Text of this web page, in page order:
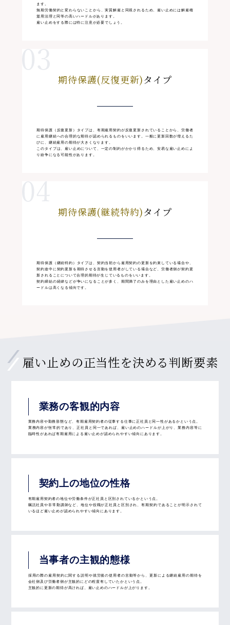
ます。
無期労働契約と変わらないことから、実質解雇と同視されるため、雇い止めには解雇権
濫用法理と同等の高いハードルがあります。
雇い止めをする際には特に注意が必要でしょう。
期待保護(反復更新)タイプ
期待保護（反復更新）タイプは、有期雇用契約が反復更新されていることから、労働者
に雇用継続への合理的な期待が認められるものをいいます。一般に更新回数が増えるた
びに、継続雇用の期待が大きくなります。
このタイプは、雇い止めについて、一定の制約がかかり得るため、安易な雇い止めによ
り紛争になる可能性があります。
期待保護(継続特約)タイプ
期待保護（継続特約）タイプは、契約当初から雇用契約の更新を約束している場合や、
契約途中に契約更新を期待させる言動を使用者がしている場合など、労働者側が契約更
新されることについて合理的期待が生じているものをいいます。
契約締結の経緯などが争いになることが多く、期間満了のみを理由とした雇い止めのハ
ードルは高くなる傾向です。
雇い止めの正当性を決める判断要素
業務の客観的内容
業務内容や勤務形態など、有期雇用契約者の従事する仕事に正社員と同一性があるかという点。
業務内容が恒常的であり、正社員と同一であれば、雇い止めのハードルが上がり、業務内容等に
臨時性があれば有期雇用による雇い止めが認められやすい傾向にあります。
契約上の地位の性格
有期雇用契約者の地位や労働条件が正社員と区別されているかという点。
嘱託社員や非常勤講師など、地位や役職が正社員と区別され、有期契約であることが明示されて
いるほど雇い止めが認められやすい傾向にあります。
当事者の主観的態様
採用の際の雇用契約に関する説明や就労後の使用者の言動等から、更新による継続雇用の期待を
会社側及び労働者側が主観的にどの程度有していたかという点。
主観的に更新の期待が高ければ、雇い止めのハードルが上がります。